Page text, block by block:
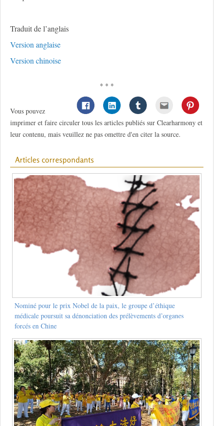
Traduit de l’anglais
Version anglaise
Version chinoise
* * *
Vous pouvez
imprimer et faire circuler tous les articles publiés sur Clearharmony et
leur contenu, mais veuillez ne pas omettre d'en citer la source.
Articles correspondants
Nominé pour le prix Nobel de la paix, le groupe d’éthique
médicale poursuit sa dénonciation des prélèvements d’organes
forcés en Chine